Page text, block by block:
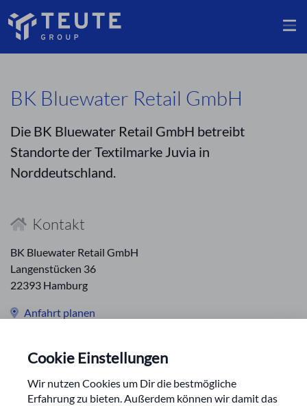
BK Bluewater Retail GmbH
Die BK Bluewater Retail GmbH betreibt
Standorte der Textilmarke Juvia in
Norddeutschland.
Kontakt
BK Bluewater Retail GmbH
Langenstücken 36
22393 Hamburg
Anfahrt planen
kontakt@bk-retail.de
www.bk-retail.de
Cookie Einstellungen
Wir nutzen Cookies um Dir die bestmögliche
Erfahrung zu bieten. Außerdem können wir damit das